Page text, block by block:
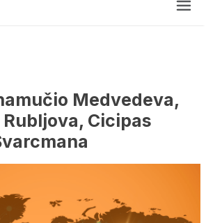
Medvedeva,
Cicipas